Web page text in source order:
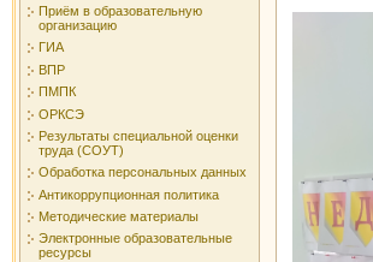
Приём в образовательную
организацию
ГИА
ВПР
ПМПК
ОРКСЭ
Результаты специальной оценки
труда (СОУТ)
Обработка персональных данных
Антикоррупционная политика
Методические материалы
Электронные образовательные
ресурсы